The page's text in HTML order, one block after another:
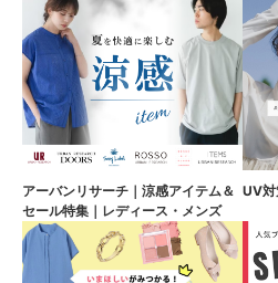
アーバンリサーチ｜涼感アイテム＆
セール特集｜レディース・メンズ
UV対